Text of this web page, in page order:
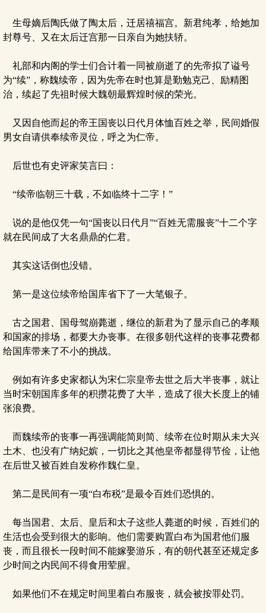
生母嫡后陶氏做了陶太后，迁居禧福宫。新君纯孝，给她加
封尊号、又在太后迁宫那一日亲自为她扶轿。
礼部和内阁的学士们合计着一同被崩逝了的先帝拟了谥号
为“续”，称魏续帝，因为先帝在时也算是勤勉克己、励精图
治，续起了先祖时候大魏朝最辉煌时候的荣光。
又因自他而起的帝王国丧以日代月体恤百姓之举，民间婚假
男女自请供奉续帝灵位，呼之为仁帝。
后世也有史评家笑言曰：
“续帝临朝三十载，不如临终十二字！”
说的是他仅凭一句“国丧以日代月”“百姓无需服丧”十二个字
就在民间成了大名鼎鼎的仁君。
其实这话倒也没错。
第一是这位续帝给国库省下了一大笔银子。
古之国君、国母驾崩薨逝，继位的新君为了显示自己的孝顺
和国家的排场，都要大办丧事。在很多朝代这样的丧事花费都
给国库带来了不小的挑战。
例如有许多史家都认为宋仁宗皇帝去世之后大半丧事，就让
当时宋朝国库多年的积攒花费了大半，造成了很大长度上的铺
张浪费。
而魏续帝的丧事一再强调能简则简、续帝在位时期从未大兴
土木、也没有广纳妃嫔，一切比之其他皇帝都显得节俭，让他
在后世又被百姓自发称作魏仁皇。
第二是民间有一项“白布税”是最令百姓们恐惧的。
每当国君、太后、皇后和太子这些人薨逝的时候，百姓们的
生活也会受到很大的影响。他们需要购置白布为国君他们服
丧，而且很长一段时间不能嫁娶游乐，有的朝代甚至还规定多
少时间之内民间不得食用荤腥。
如果他们不在规定时间里着白布服丧，就会被按罪处罚。